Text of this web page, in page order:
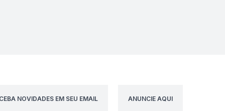
NOVIDADES EM SEU EMAIL ANUNCIE AQUI